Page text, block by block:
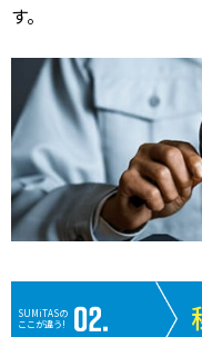
す。
SUMiTASの
ここが違う!